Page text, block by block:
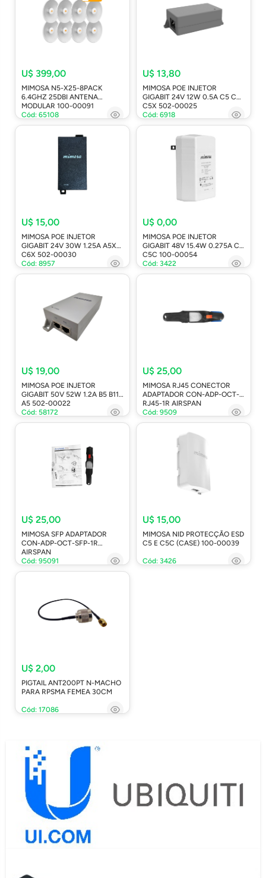
U$ 399,00
MIMOSA N5-X25-8PACK
6.4GHZ 25DBI ANTENA
MODULAR 100-00091
Cód: 65108
U$ 13,80
MIMOSA POE INJETOR
GIGABIT 24V 12W 0.5A C5 C6
C5X 502-00025
Cód: 6918
U$ 15,00
MIMOSA POE INJETOR
GIGABIT 24V 30W 1.25A A5X
C6X 502-00030
Cód: 8957
U$ 0,00
MIMOSA POE INJETOR
GIGABIT 48V 15.4W 0.275A C5
C5C 100-00054
Cód: 3422
U$ 19,00
MIMOSA POE INJETOR
GIGABIT 50V 52W 1.2A B5 B11
A5 502-00022
Cód: 58172
U$ 25,00
MIMOSA RJ45 CONECTOR
ADAPTADOR CON-ADP-OCT-
RJ45-1R AIRSPAN
Cód: 9509
U$ 25,00
MIMOSA SFP ADAPTADOR
CON-ADP-OCT-SFP-1R
AIRSPAN
Cód: 95091
U$ 15,00
MIMOSA NID PROTECÇÃO ESD
C5 E C5C (CASE) 100-00039
Cód: 3426
U$ 2,00
PIGTAIL ANT200PT N-MACHO
PARA RPSMA FEMEA 30CM
Cód: 17086